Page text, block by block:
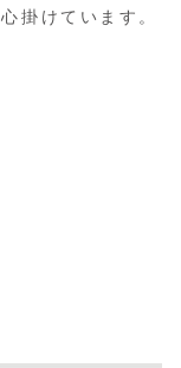
心掛けています。